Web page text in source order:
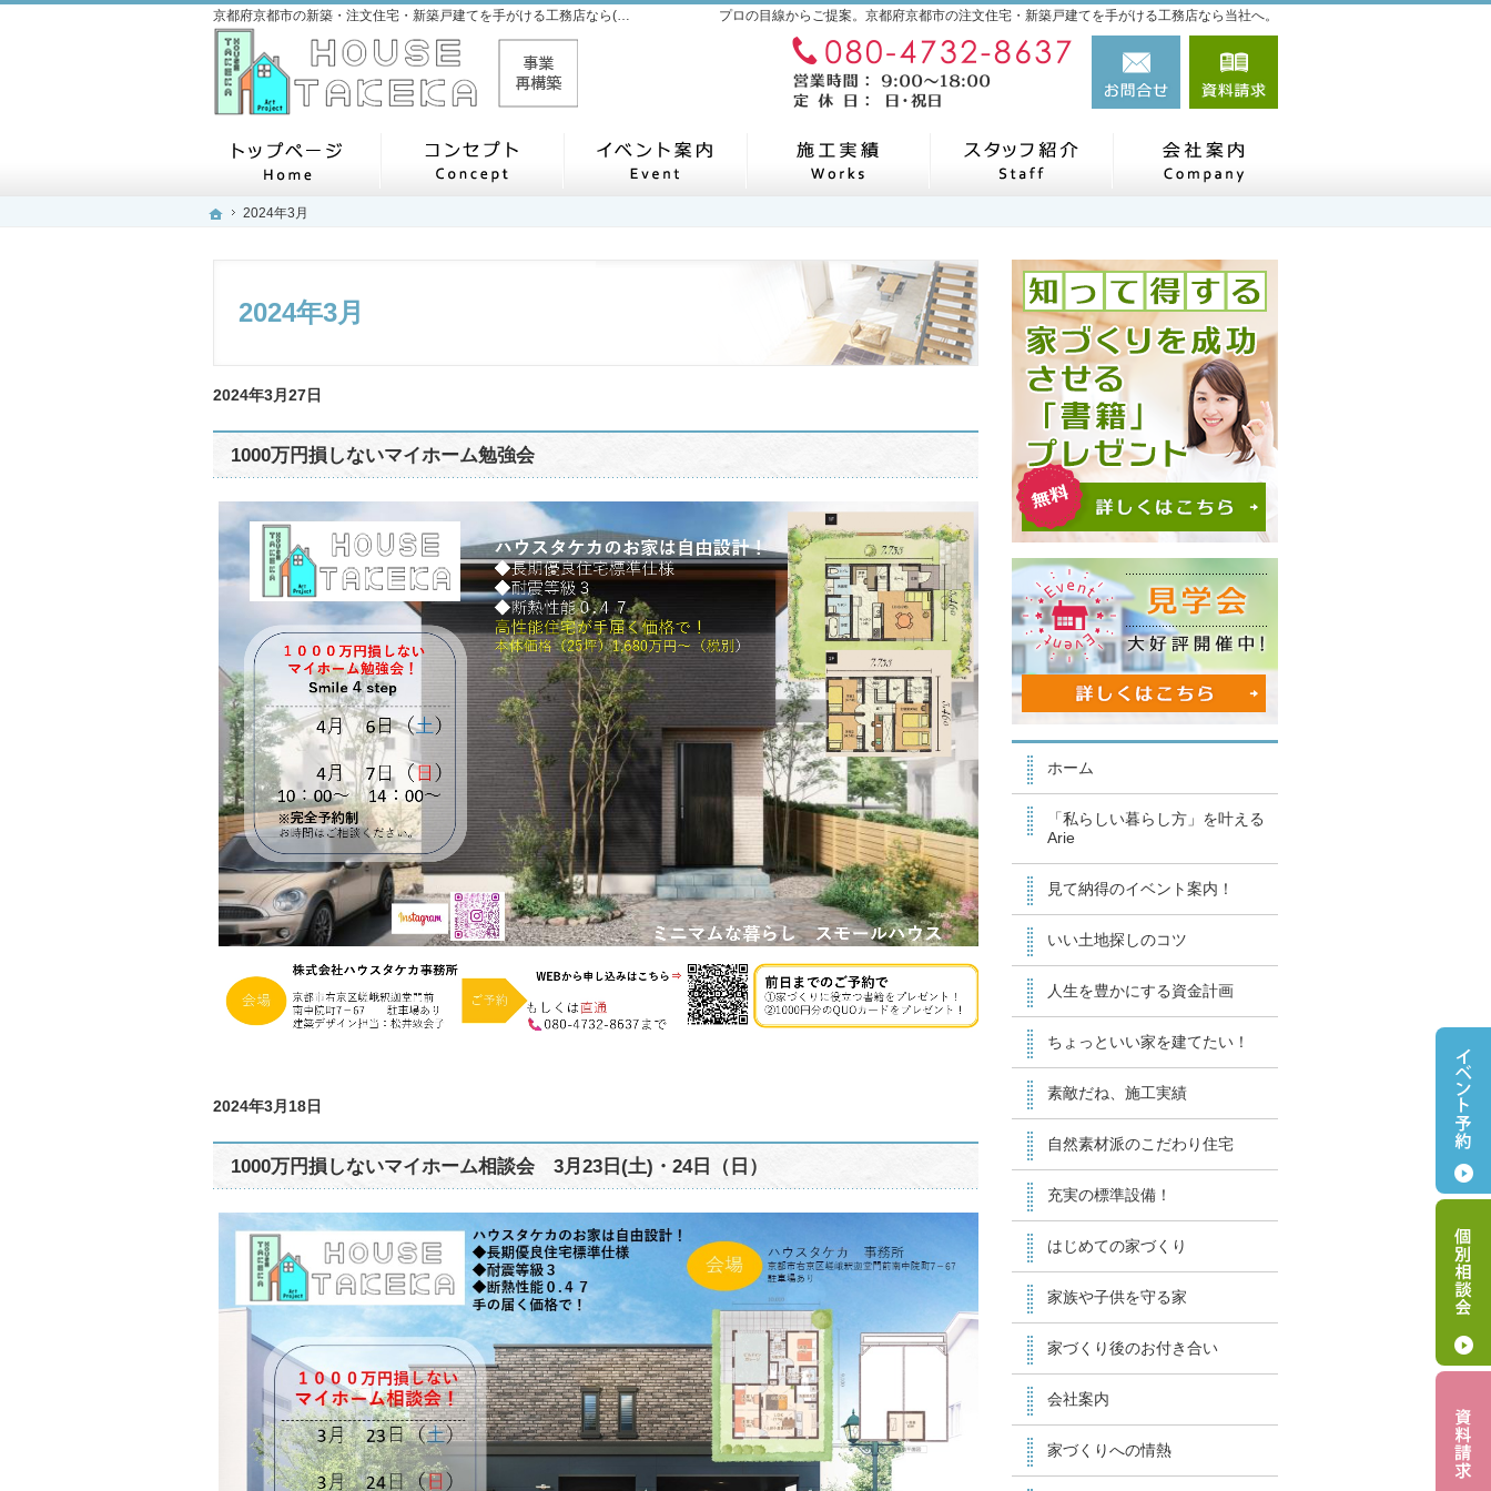
ホーム
2024年3月
2024年3月
プロの目線からご提案。京都府京都市の注文住宅・新築戸建てを手がける工務店なら当社へ。
京都府京都市の新築・注文住宅・新築戸建てを手がける工務店なら(株)ハウスタケカ
2024年3月27日
1000万円損しないマイホーム勉強会
2024年3月18日
1000万円損しないマイホーム相談会 3月23日(土)・24日（日）
ホーム
「私らしい暮らし方」を叶える
Arie
見て納得のイベント案内！
いい土地探しのコツ
人生を豊かにする資金計画
ちょっといい家を建てたい！
素敵だね、施工実績
自然素材派のこだわり住宅
充実の標準設備！
はじめての家づくり
家族や子供を守る家
家づくり後のお付き合い
会社案内
家づくりへの情熱
080-4732-8637（直通）
営業時間9:00～18:00 定休日：日・祝日
ホーム
2024年3月